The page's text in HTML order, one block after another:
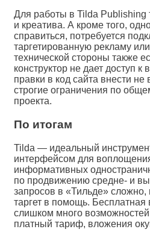
Для работы в Tilda Publishing
и креатива. А кроме того,
справиться, потребуется
таргетированную рекламу
технической стороны также
конструктор не дает доступ
правки в код сайта внести не
строгие ограничения по
проекта.
По итогам
Tilda — идеальный
интерфейсом для
информативных
по продвижению средне- и
запросов в «Тильде»
таргет в помощь. Бесплатная
слишком много
платный тариф, вложения